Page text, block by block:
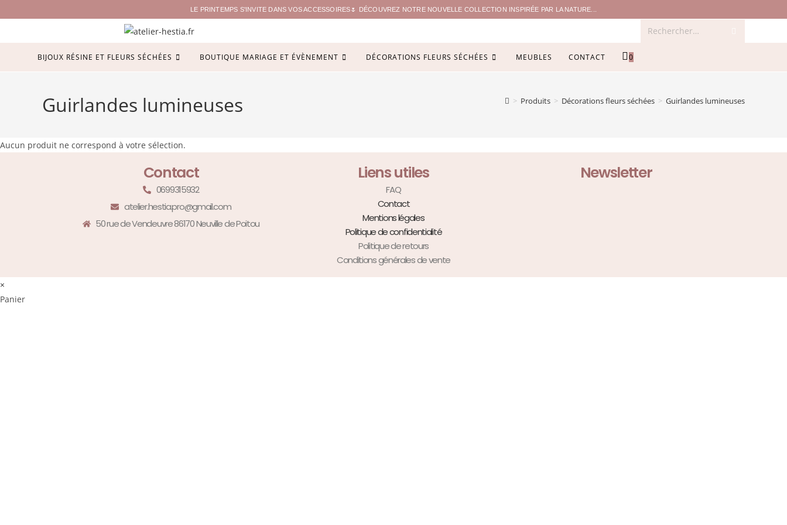
LE PRINTEMPS S'INVITE DANS VOS ACCESSOIRES🌷 DÉCOUVREZ NOTRE NOUVELLE COLLECTION INSPIRÉE PAR LA NATURE...
Rechercher…
BIJOUX RÉSINE ET FLEURS SÉCHÉES BOUTIQUE MARIAGE ET ÉVÈNEMENT DÉCORATIONS FLEURS SÉCHÉES MEUBLES CONTACT 0
Guirlandes lumineuses > Produits > Décorations fleurs séchées > Guirlandes lumineuses
Aucun produit ne correspond à votre sélection.
Contact
0699315932
atelier.hestia.pro@gmail.com
50 rue de Vendeuvre 86170 Neuville de Poitou
Liens utiles
FAQ
Contact
Mentions légales
Politique de confidentialité
Politique de retours
Conditions générales de vente
Newsletter
×
Panier